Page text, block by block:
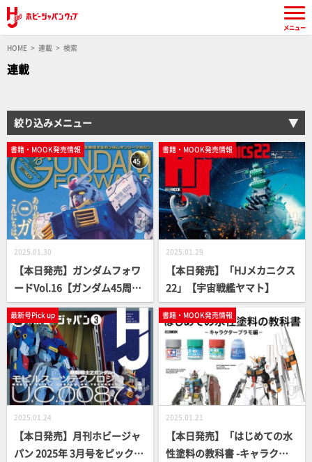
HOME 連載 検索
連載
絞り込みメニュー
書籍・MOOK発売情報
2025.01.30
【本日発売】ガンダムフォワ
ードVol.16【ガンダム45周
年】
書籍・MOOK発売情報
2025.01.29
【本日発売】「HJメカニクス
22」【宇宙戦艦ヤマト】
最新号Pick up
2025.01.24
【本日発売】月刊ホビージャ
パン 2025年 3月号をピックア
書籍・MOOK発売情報
2025.01.21
【本日発売】「はじめての水
性塗料の教科書 -キャラクタ
メニュー